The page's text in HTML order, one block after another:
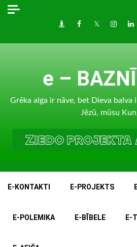
Skip
DraugiemFacebook
Twitter
e –
Grēka alga ir nāve, bet Dieva balva
Jēzū, mūsu
E-KONTAKTI E-PROJEKTS
E-POLEMIKA E-BĪBELE E-